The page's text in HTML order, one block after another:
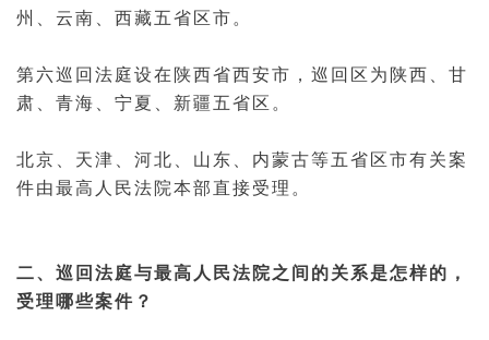
州、云南、西藏五省区市。
第六巡回法庭设在陕西省西安市，巡回区为陕西、甘
肃、青海、宁夏、新疆五省区。
北京、天津、河北、山东、内蒙古等五省区市有关案
件由最高人民法院本部直接受理。
二、巡回法庭与最高人民法院之间的关系是怎样的，
受理哪些案件？